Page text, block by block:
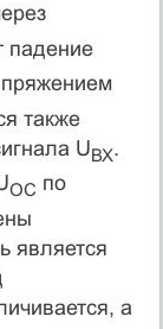
падение
также
UВХ.
ОС по
является
а